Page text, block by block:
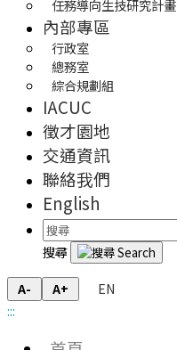
任務導向生技研究計畫
內部專區
行政室
總務室
綜合規劃組
IACUC
徵才園地
交通資訊
聯絡我們
English
搜尋
A- A+
EN
:::